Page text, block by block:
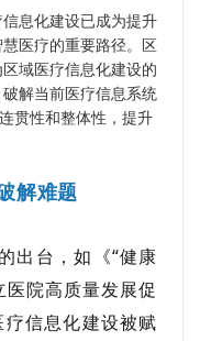
息化建设已成为提升
医疗的重要路径。区
域医疗信息化建设的
解当前医疗信息系统
贯性和整体性，提升
解难题
出台，如《“健康
院高质量发展促
信息化建设被赋